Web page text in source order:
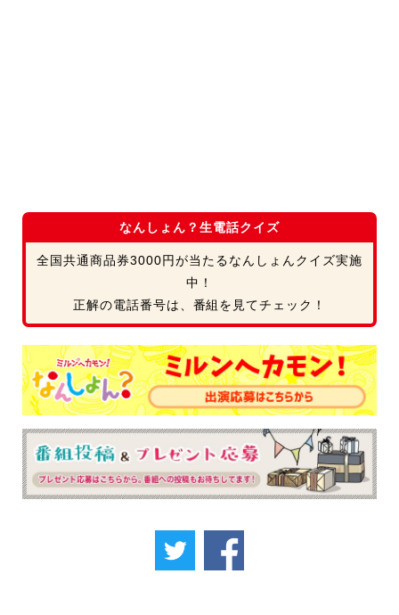
なんしょん？生電話クイズ
全国共通商品券3000円が当たるなんしょんクイズ実施
中！
正解の電話番号は、番組を見てチェック！